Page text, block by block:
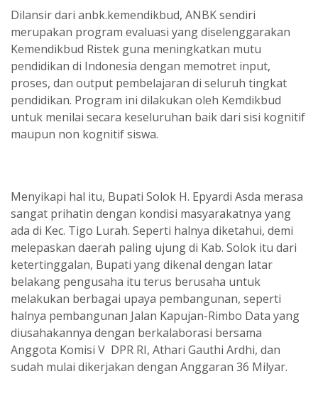
Dilansir dari anbk.kemendikbud, ANBK sendiri
merupakan program evaluasi yang diselenggarakan
Kemendikbud Ristek guna meningkatkan mutu
pendidikan di Indonesia dengan memotret input,
proses, dan output pembelajaran di seluruh tingkat
pendidikan. Program ini dilakukan oleh Kemdikbud
untuk menilai secara keseluruhan baik dari sisi kognitif
maupun non kognitif siswa.
Menyikapi hal itu, Bupati Solok H. Epyardi Asda merasa
sangat prihatin dengan kondisi masyarakatnya yang
ada di Kec. Tigo Lurah. Seperti halnya diketahui, demi
melepaskan daerah paling ujung di Kab. Solok itu dari
ketertinggalan, Bupati yang dikenal dengan latar
belakang pengusaha itu terus berusaha untuk
melakukan berbagai upaya pembangunan, seperti
halnya pembangunan Jalan Kapujan-Rimbo Data yang
diusahakannya dengan berkalaborasi bersama
Anggota Komisi V DPR RI, Athari Gauthi Ardhi, dan
sudah mulai dikerjakan dengan Anggaran 36 Milyar.